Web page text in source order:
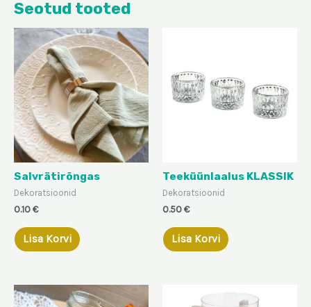
Seotud tooted
Salvrätirõngas
Dekoratsioonid
0.10€
Lisa Korvi
Teeküünlaalus KLASSIK
Dekoratsioonid
0.50€
Lisa Korvi